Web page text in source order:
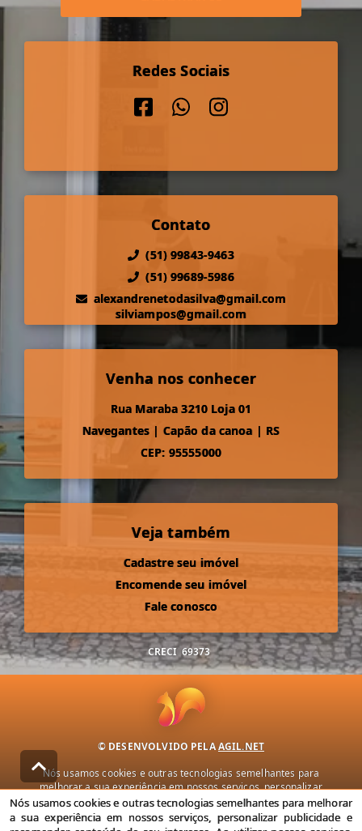
Redes Sociais
Contato
(51) 99843-9463
(51) 99689-5986
alexandrenetodasilva@gmail.com
silviampos@gmail.com
Venha nos conhecer
Rua Maraba 3210 Loja 01
Navegantes | Capão da canoa | RS
CEP: 95555000
Veja também
Cadastre seu imóvel
Encomende seu imóvel
Fale conosco
CRECI 69373
© DESENVOLVIDO PELAAGIL.NET
Nós usamos cookies e outras tecnologias semelhantes para
melhorar a sua experiência em nossos serviços, personalizar
publicidade e recomendar conteúdo de seu interesse. Ao utilizar
nossos serviços, você concorda com nossa política de privacidade e
Nós usamos cookies e outras tecnologias semelhantes para melhorar
a sua experiência em nossos serviços, personalizar publicidade e